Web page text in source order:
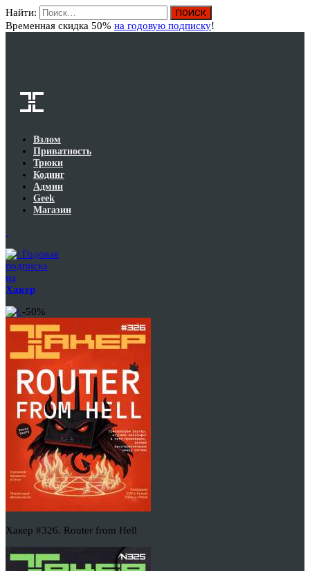
Найти:
Временная скидка 50% на годовую подписку!
Взлом
Приватность
Трюки
Кодинг
Админ
Geek
Магазин
Годовая
подписка
на
Хакер
-50%
Хакер #326. Router from Hell